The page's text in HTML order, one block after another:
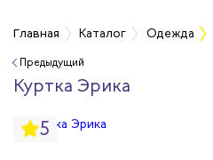
Главная Каталог Одежда
Предыдущий
Куртка Эрика
5